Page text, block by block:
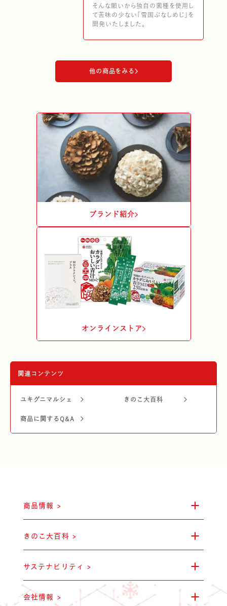
雪国まいたけ
そんな願いから独自の菌種を使用し
て苦味の少ない「雪国ぶなしめじ」を
開発いたしました。
他の商品をみる
ブランド紹介
オンラインストア
関連コンテンツ
ユキグニマルシェ きのこ大百科
商品に関するQ&A
商品情報 >
きのこ大百科 >
サステナビリティ >
会社情報 >